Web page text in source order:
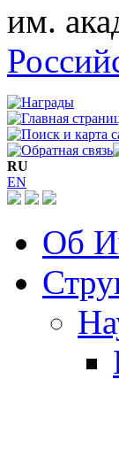
им.
RU
EN
Об